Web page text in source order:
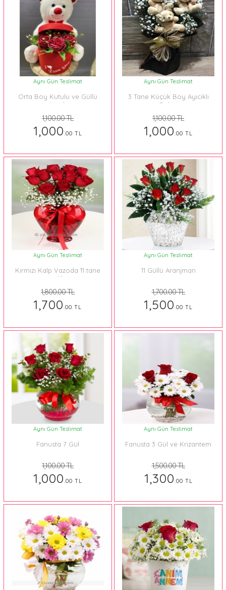
Aynı Gün Teslimat
Orta Boy Kutulu ve Güllü
Ayıcık
1,100.00 TL
1,000.00 TL
Aynı Gün Teslimat
3 Tane Küçük Boy Ayıcıklı
Buket
1,100.00 TL
1,000.00 TL
Aynı Gün Teslimat
Kırmızı Kalp Vazoda 11 tane
gül
1,800.00 TL
1,700.00 TL
Aynı Gün Teslimat
11 Güllü Aranjman
1,700.00 TL
1,500.00 TL
Aynı Gün Teslimat
Fanusta 7 Gül
1,100.00 TL
1,000.00 TL
Aynı Gün Teslimat
Fanusta 3 Gül ve Krizantem
1,500.00 TL
1,300.00 TL